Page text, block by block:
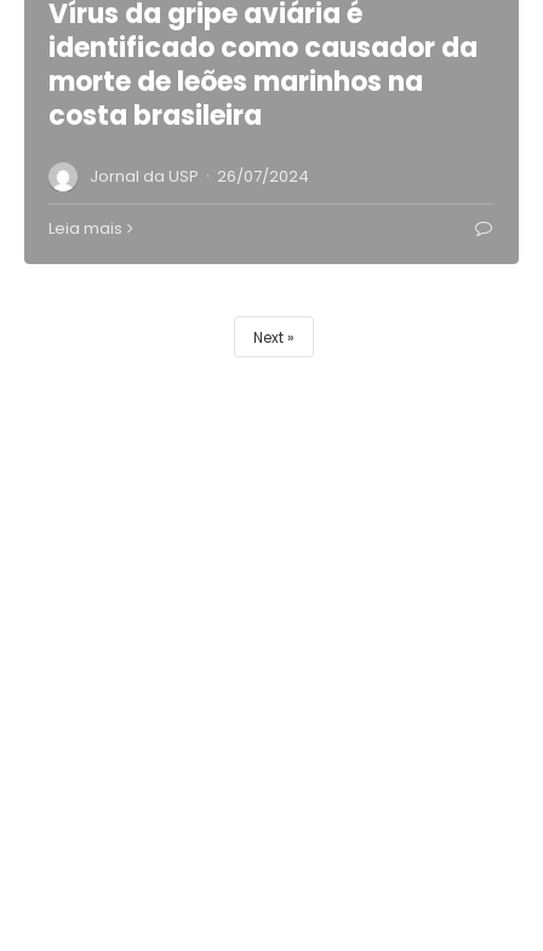
Vírus da gripe aviária é
identificado como causador da
morte de leões marinhos na
costa brasileira
Jornal da USP · 26/07/2024
Leia mais
Next